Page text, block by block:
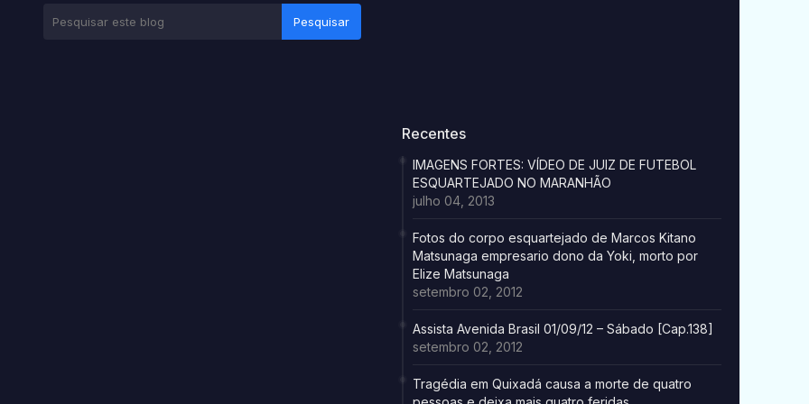
Recentes
IMAGENS FORTES: VÍDEO DE JUIZ DE FUTEBOL
ESQUARTEJADO NO MARANHÃO
julho 04, 2013
Fotos do corpo esquartejado de Marcos Kitano
Matsunaga empresario dono da Yoki, morto por
Elize Matsunaga
setembro 02, 2012
Assista Avenida Brasil 01/09/12 – Sábado [Cap.138]
setembro 02, 2012
Tragédia em Quixadá causa a morte de quatro